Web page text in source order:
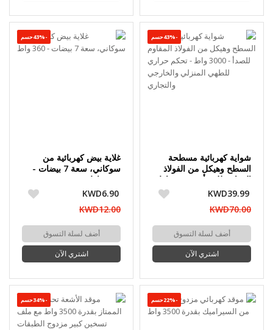
-43%حسم
شواية كهربائية مسطحة
السطح وهيكل من الفولاذ
المقاوم للصدأ - 3000 واط
- تحكم حراري للطهي
المنزلي والخارجي والتجاري
KWD39.99
KWD70.00
أضف لسلة التسوق
اشتري الآن
-43%حسم
غلاية بيض كهربائية من
سوكاني، سعة 7 بيضات -
KWD6.90
KWD12.00
أضف لسلة التسوق
اشتري الآن
-22%حسم -34%حسم